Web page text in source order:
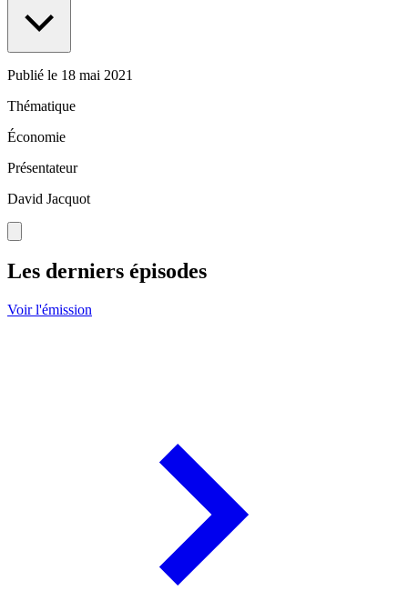
Publié le 18 mai 2021
Thématique
Économie
Présentateur
David Jacquot
Les derniers épisodes
Voir l'émission